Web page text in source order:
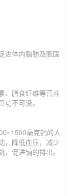
进体内脂肪及胆固
、膳食纤维等营养
不可没。
毫克钙的人
，降低血压，减少
促进钠的排出。